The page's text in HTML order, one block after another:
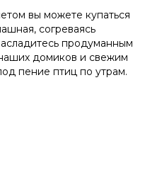
вы можете купаться
согреваясь
продуманным
домиков и свежим
пение птиц по утрам.